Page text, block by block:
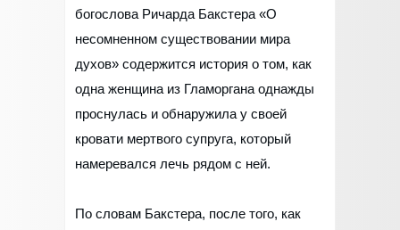
богослова Ричарда Бакстера «О
несомненном существовании мира
духов» содержится история о том, как
одна женщина из Гламоргана однажды
проснулась и обнаружила у своей
кровати мертвого супруга, который
намеревался лечь рядом с ней.
По словам Бакстера, после того, как